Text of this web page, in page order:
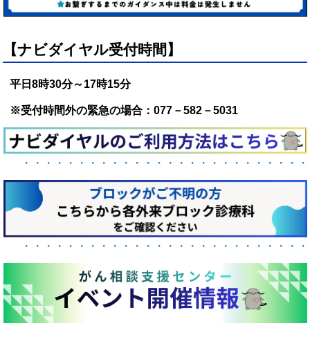
立
総
合
病
院
【ナビダイヤル受付時間】
平日8時30分～17時15分
※受付時間外の緊急の場合：077－582－5031
・・・・・・・・・・・・・・・・・・・・・・・・・
・・・・・・・・・・・・・・・・・・・・・・・・・